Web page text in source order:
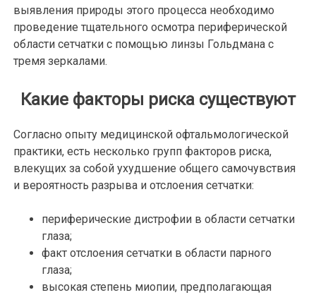
выявления природы этого процесса необходимо
проведение тщательного осмотра периферической
области сетчатки с помощью линзы Гольдмана с
тремя зеркалами.
Какие факторы риска существуют
Согласно опыту медицинской офтальмологической
практики, есть несколько групп факторов риска,
влекущих за собой ухудшение общего самочувствия
и вероятность разрыва и отслоения сетчатки:
периферические дистрофии в области сетчатки
глаза;
факт отслоения сетчатки в области парного
глаза;
высокая степень миопии, предполагающая